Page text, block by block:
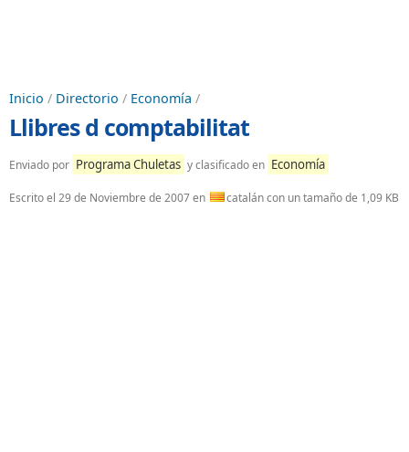
Inicio / Directorio / Economía /
Llibres d comptabilitat
Enviado por Programa Chuletas y clasificado en Economía
Escrito el 29 de Noviembre de 2007en catalán con un tamaño de 1,09 KB